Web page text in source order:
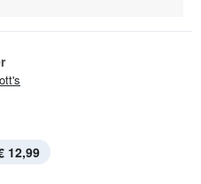
12,99